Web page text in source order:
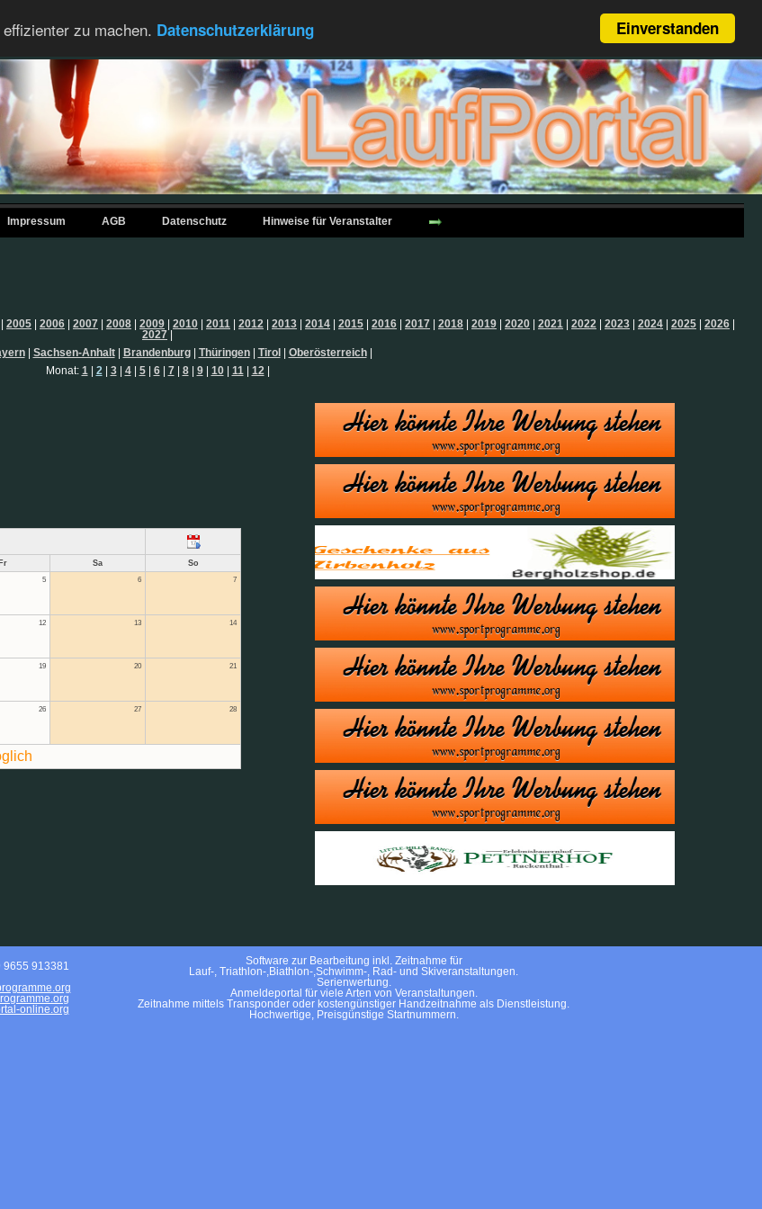
Einverstanden
zu machen. Datenschutzerklärung
Impressum AGB Datenschutz Hinweise für Veranstalter
2005 2006 2007 2008 2009 2010 2011 2012 2013 2014 2015 2016 2017 2018 2019 2020 2021 2022 2023 2024 2025 2026
2027
| Sachsen-Anhalt| Brandenburg| Thüringen| Tirol Oberösterreich|
Monat: 1 2 3| 4| 5| 6| 7 8| 9| 10| 11 12
Fr Sa So
5 6 7
12 13 14
19 20 21
26 27 28
9655 913381
online.org
Software zur Bearbeitung inkl. Zeitnahme für
Lauf-, Triathlon-,Biathlon-,Schwimm-, Rad- und Skiveranstaltungen.
Serienwertung.
Anmeldeportal für viele Arten von Veranstaltungen.
Zeitnahme mittels Transponder oder kostengünstiger Handzeitnahme als Dienstleistung.
Hochwertige, Preisgünstige Startnummern.